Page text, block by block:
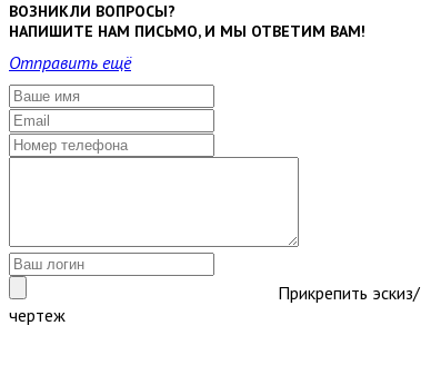
ВОЗНИКЛИ ВОПРОСЫ?
НАПИШИТЕ НАМ ПИСЬМО, И МЫ ОТВЕТИМ ВАМ!
Отправить ещё
Прикрепить эскиз/
чертеж